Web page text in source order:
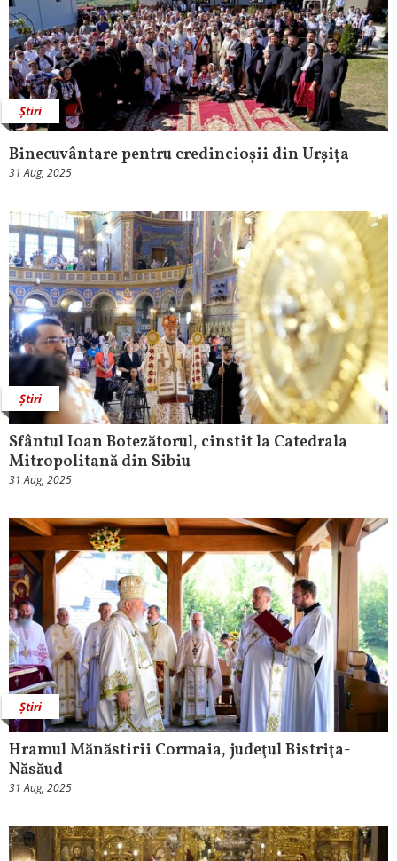
Știri
Binecuvântare pentru credincioșii din Urșița
31 Aug, 2025
Știri
Sfântul Ioan Botezătorul, cinstit la Catedrala
Mitropolitană din Sibiu
31 Aug, 2025
Știri
Hramul Mănăstirii Cormaia, judeţul Bistriţa-
Năsăud
31 Aug, 2025